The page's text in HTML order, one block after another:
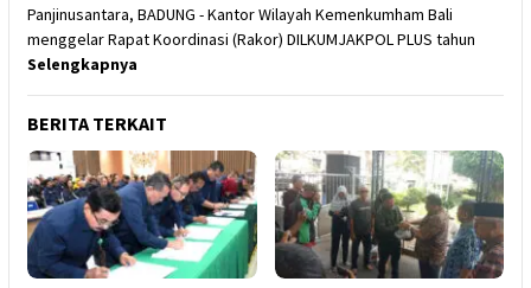
Panjinusantara, BADUNG - Kantor Wilayah Kemenkumham Bali
menggelar Rapat Koordinasi (Rakor) DILKUMJAKPOL PLUS tahun
Selengkapnya
BERITA TERKAIT